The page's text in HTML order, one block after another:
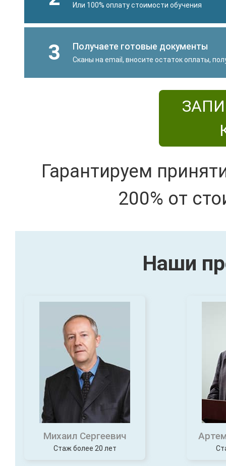
Или 100% оплату стоимости обучения
3 Получаете готовые документы
Сканы на email, вносите остаток оплаты,
Гарантируем
200% от
Наши
Михаил Сергеевич
Стаж более 20 лет